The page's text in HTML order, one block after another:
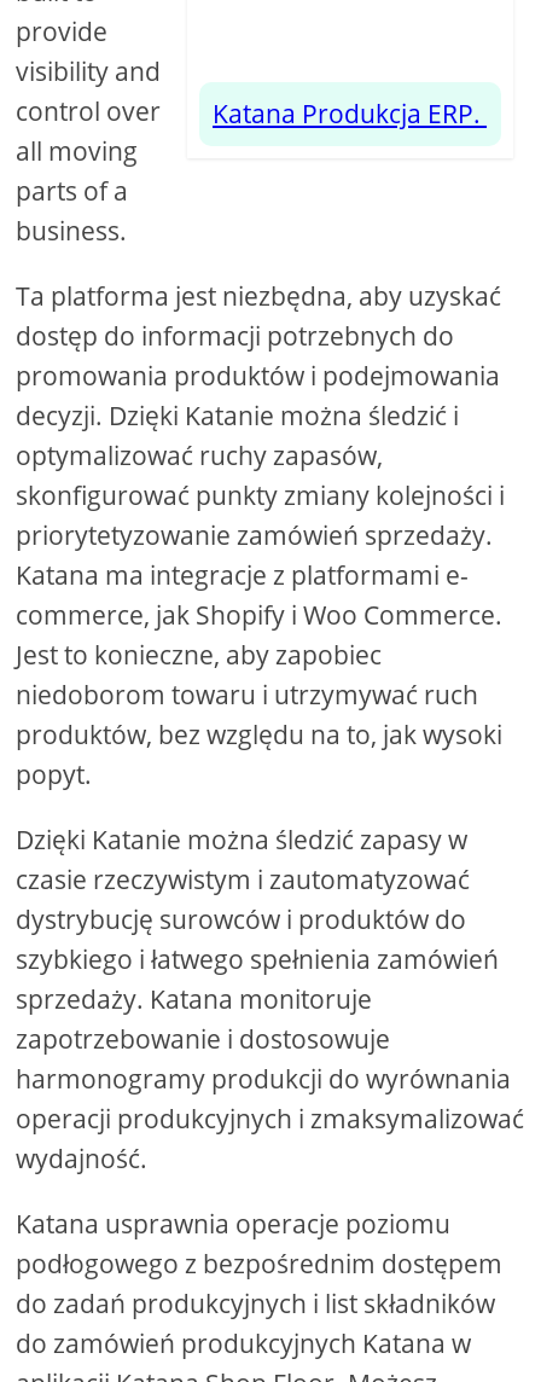
Katana Produkcja ERP.
provide
visibility and
control over
all moving
parts of a
business.
Ta platforma jest niezbędna, aby uzyskać
dostęp do informacji potrzebnych do
promowania produktów i podejmowania
decyzji. Dzięki Katanie można śledzić i
optymalizować ruchy zapasów,
skonfigurować punkty zmiany kolejności i
priorytetyzowanie zamówień sprzedaży.
Katana ma integracje z platformami e-
commerce, jak Shopify i Woo Commerce.
Jest to konieczne, aby zapobiec
niedoborom towaru i utrzymywać ruch
produktów, bez względu na to, jak wysoki
popyt.
Dzięki Katanie można śledzić zapasy w
czasie rzeczywistym i zautomatyzować
dystrybucję surowców i produktów do
szybkiego i łatwego spełnienia zamówień
sprzedaży. Katana monitoruje
zapotrzebowanie i dostosowuje
harmonogramy produkcji do wyrównania
operacji produkcyjnych i zmaksymalizować
wydajność.
Katana usprawnia operacje poziomu
podłogowego z bezpośrednim dostępem
do zadań produkcyjnych i list składników
do zamówień produkcyjnych Katana w